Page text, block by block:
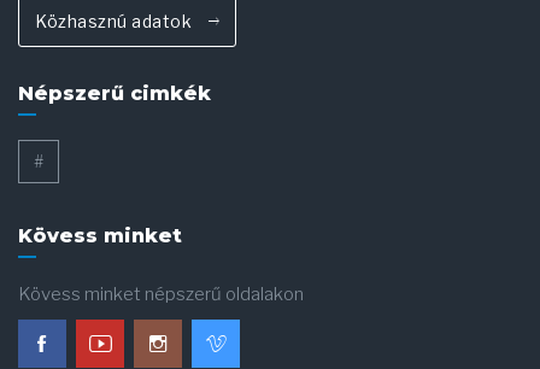
Közhasznú adatok
Népszerű cimkék
#
Kövess minket
Kövess minket népszerű oldalakon